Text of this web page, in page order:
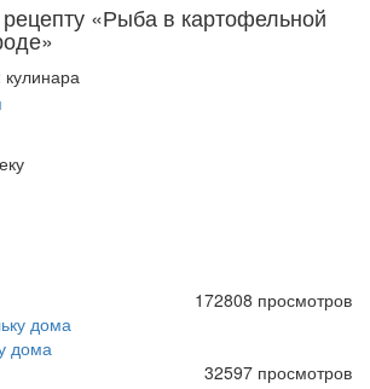
«Рыба в картофельной
172808 просмотров
дома
32597 просмотров